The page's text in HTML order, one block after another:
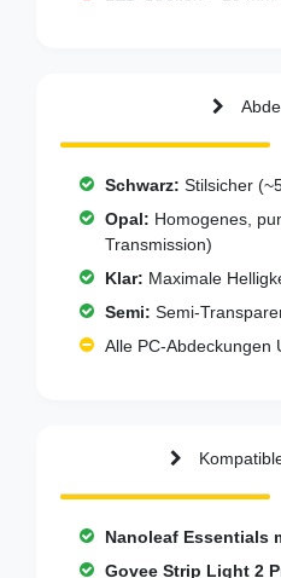
Schwarz: Stilsicher
Opal: Homogenes,
Transmission)
Klar: Maximale
Semi: Semi-
Alle PC-Abdeckungen
Nanoleaf Essentials
Govee Strip Light 2